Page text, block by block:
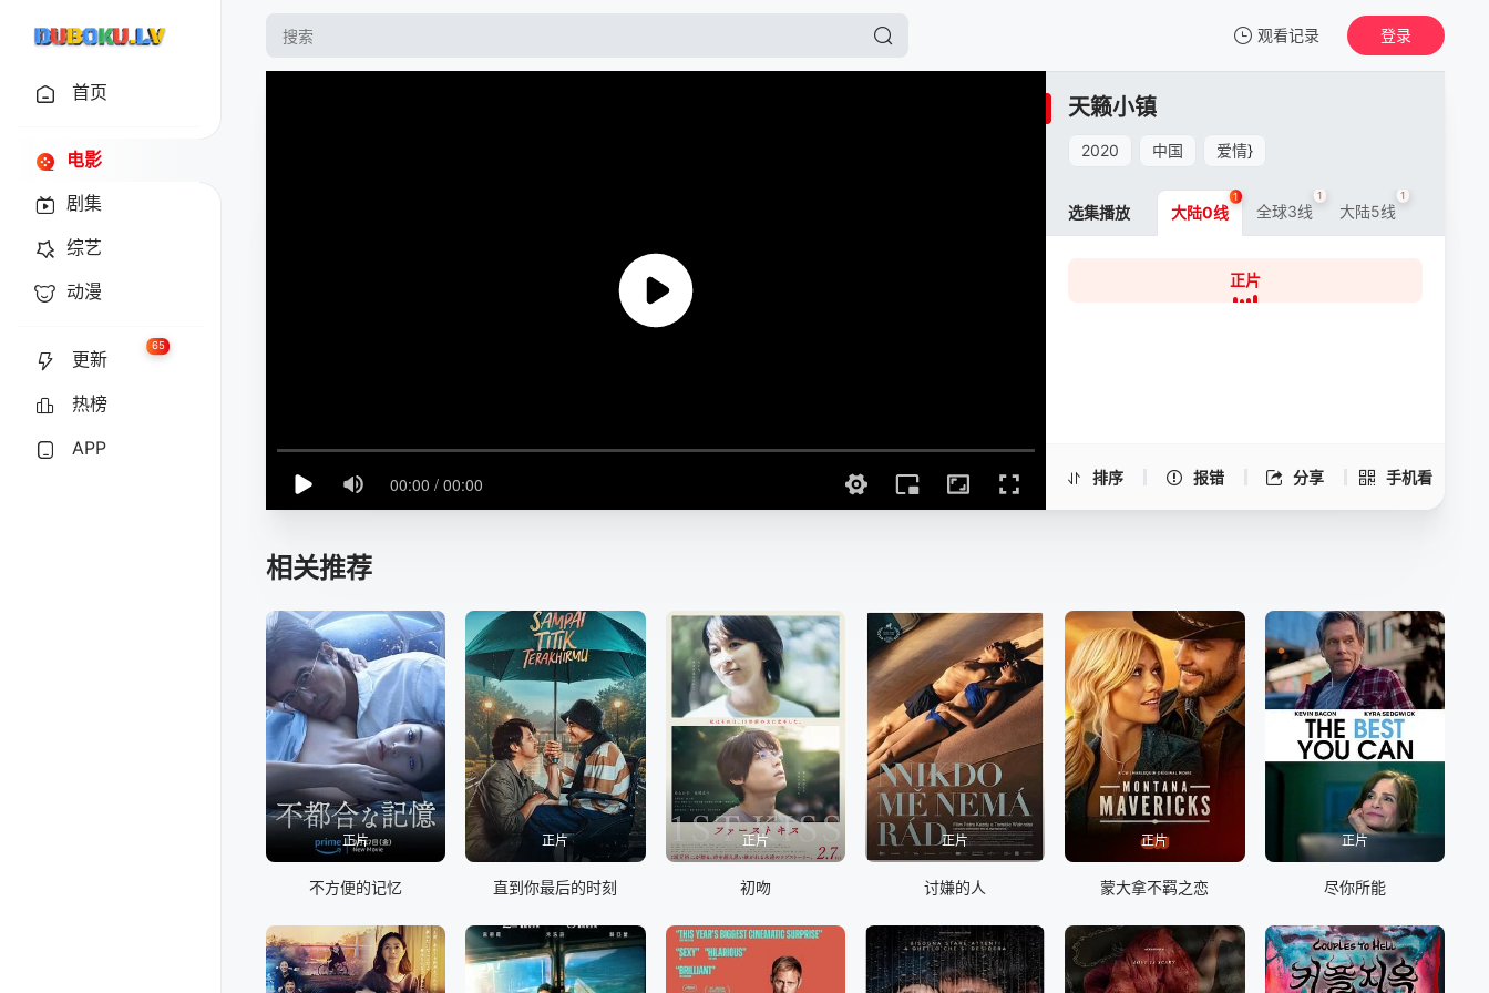
观看记录
我的观影记录
登录
首页
电影
剧集
综艺
动漫
更新
65
热榜
APP
天籁小镇
2020 中国 爱情}
排序 报错 分享 手机看
天籁小镇 -正片
选集播放 大陆0线
1
全球3线
1
大陆5线
1
正片
相关推荐
正片
不方便的记忆
正片
直到你最后的时刻
正片
初吻
正片
讨嫌的人
正片
蒙大拿不羁之恋
正片
尽你所能